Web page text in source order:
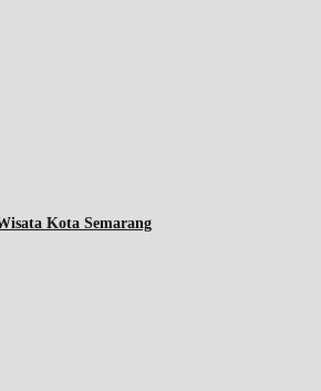
Kota Semarang